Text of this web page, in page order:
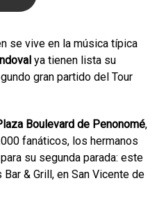
se vive en la música típica
ya tienen lista su
gran partido del Tour
Boulevard de Penonomé,
fanáticos, los hermanos
su segunda parada: este
& Grill, en San Vicente de